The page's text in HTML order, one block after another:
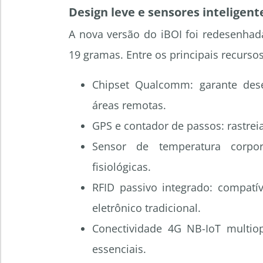
Design leve e sensores
A nova versão do iBOI foi
19 gramas. Entre os principais
Chipset Qualcomm: garante
áreas remotas.
GPS e contador de passos:
Sensor de temperatura
fisiológicas.
RFID passivo integrado:
eletrônico tradicional.
Conectividade 4G NB-IoT
essenciais.